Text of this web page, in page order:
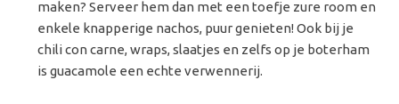
maken? Serveer hem dan met een toefje zure room en
enkele knapperige nachos, puur genieten! Ook bij je
chili con carne, wraps, slaatjes en zelfs op je boterham
is guacamole een echte verwennerij.